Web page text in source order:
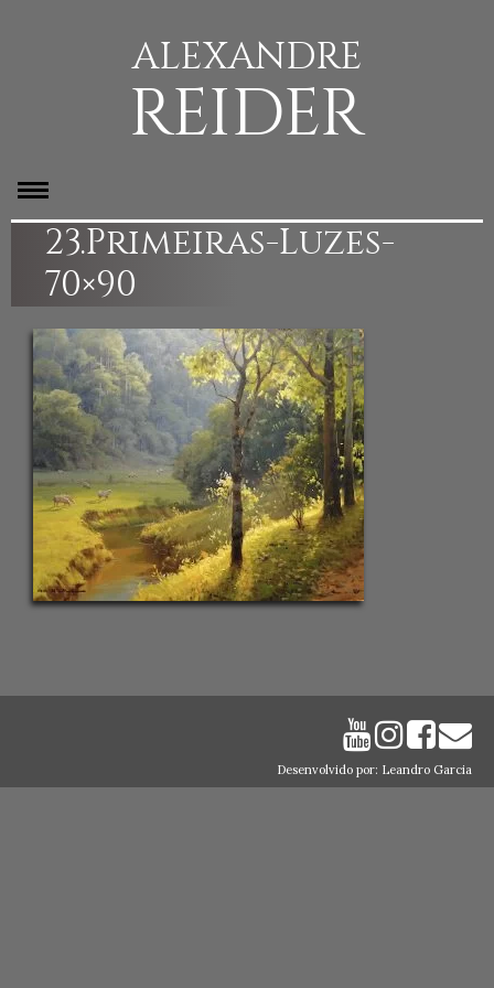
ALEXANDRE
REIDER
23.Primeiras-Luzes-
70×90
Desenvolvido por: Leandro Garcia